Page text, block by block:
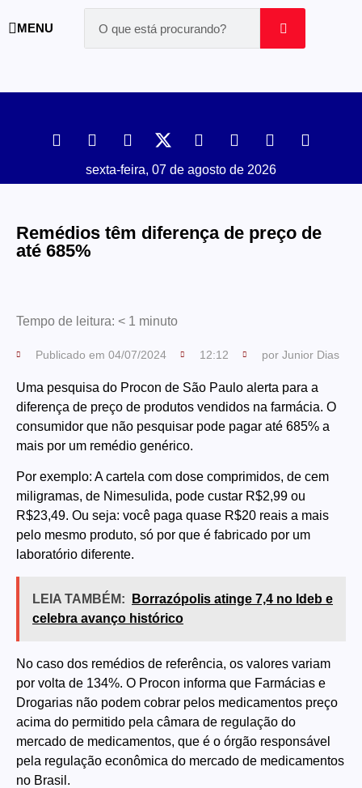
MENU
sexta-feira, 07 de agosto de 2026
Remédios têm diferença de preço de
até 685%
Tempo de leitura: < 1 minuto
Publicado em 04/07/2024 12:12 por Junior Dias
Uma pesquisa do Procon de São Paulo alerta para a
diferença de preço de produtos vendidos na farmácia. O
consumidor que não pesquisar pode pagar até 685% a
mais por um remédio genérico.
Por exemplo: A cartela com dose comprimidos, de cem
miligramas, de Nimesulida, pode custar R$2,99 ou
R$23,49. Ou seja: você paga quase R$20 reais a mais
pelo mesmo produto, só por que é fabricado por um
laboratório diferente.
LEIA TAMBÉM:
Borrazópolis atinge 7,4 no Ideb e
celebra avanço histórico
No caso dos remédios de referência, os valores variam
por volta de 134%. O Procon informa que Farmácias e
Drogarias não podem cobrar pelos medicamentos preço
acima do permitido pela câmara de regulação do
mercado de medicamentos, que é o órgão responsável
pela regulação econômica do mercado de medicamentos
no Brasil.